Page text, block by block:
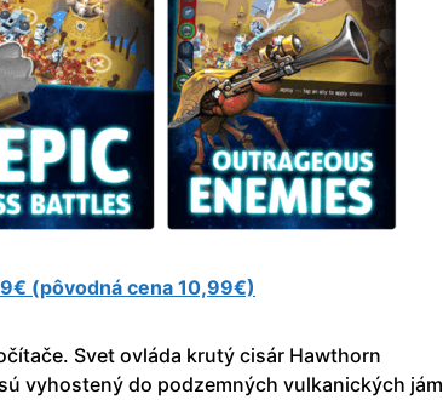
(pôvodná cena 10,99€)
Svet ovláda krutý cisár Hawthorn
vyhostený do podzemných vulkanických jám